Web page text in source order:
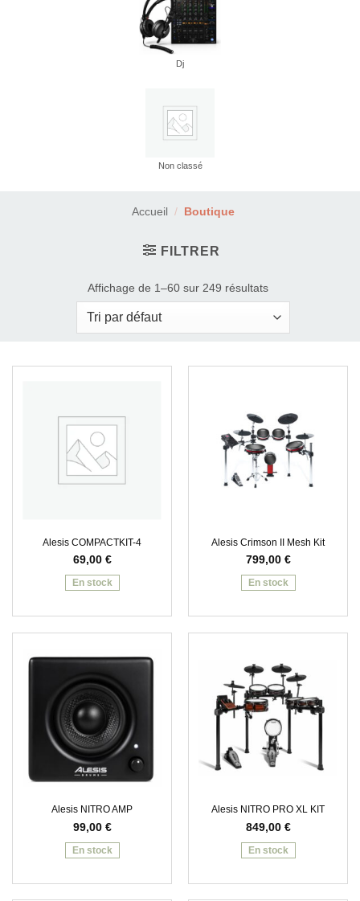
Dj
Non classé
Accueil / Boutique
FILTRER
Affichage de 1–60 sur 249 résultats
Alesis COMPACTKIT-4
69,00 €
En stock
Alesis Crimson II Mesh Kit
799,00 €
En stock
Alesis NITRO AMP
99,00 €
En stock
Alesis NITRO PRO XL KIT
849,00 €
En stock